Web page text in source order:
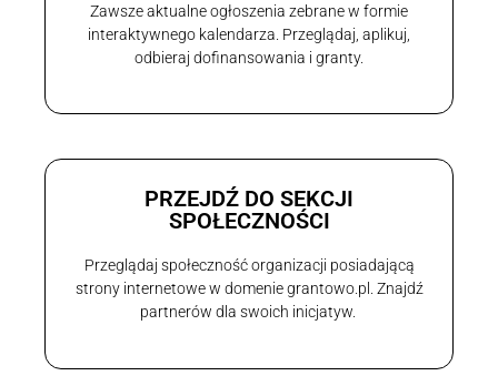
Zawsze aktualne ogłoszenia zebrane w formie
interaktywnego kalendarza. Przeglądaj, aplikuj,
odbieraj dofinansowania i granty.
PRZEJDŹ DO SEKCJI
SPOŁECZNOŚCI
Przeglądaj społeczność organizacji posiadającą
strony internetowe w domenie grantowo.pl. Znajdź
partnerów dla swoich inicjatyw.